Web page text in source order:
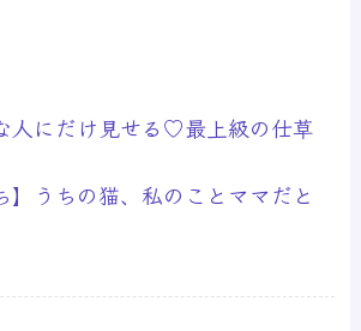
人にだけ見せる♡最上級の仕草
】うちの猫、私のことママだと